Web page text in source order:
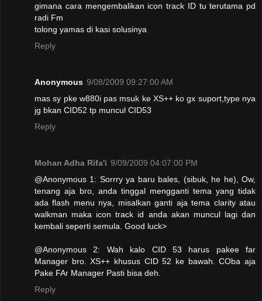
gimana cara mengembalikan icon track ID tu terutama pd
radi Fm
tolong yamas di kasi solusinya
Reply
Anonymous 9/08/2009 09:27:00 AM
mas sy pke w880i pas msuk ke XS++ ko gx suport,type nya
jg bkan CID52 tp muncul CID53
Reply
Mohan Adha Rifa'i 9/09/2009 04:07:00 PM
@Anonymous 1: Sorrry ya baru bales, (sibuk, he he), Ow,
tenang aja bro, anda tinggal mengganti tema yang tidak
ada flash menu nya, misalkan ganti aja tema clarity atau
walkman maka icon track id anda akan muncul lagi dan
kembali seperti semula. Good luck>
@Anonymous 2: Wah kalo CID 53 harus pakee far
Manager bro. XS++ khusus CID 52 ke bawah. COba aja
Pake FAr Manager Pasti bisa deh.
Reply